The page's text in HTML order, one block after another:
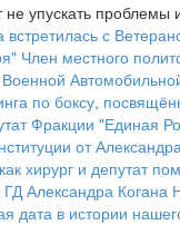
упускать проблемы
с
Член местного
по боксу,
Фракции "Единая
от
хирург и депутат
Александра Когана
дата в истории